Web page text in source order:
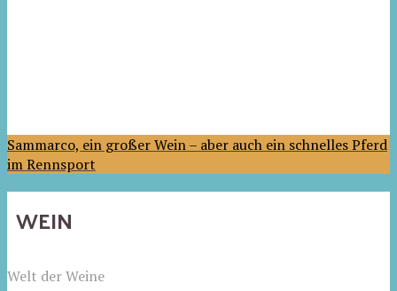
Sammarco, ein großer Wein – aber auch ein schnelles Pferd
im Rennsport
WEIN
Welt der Weine